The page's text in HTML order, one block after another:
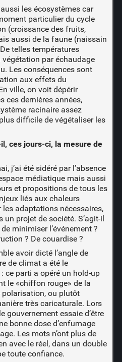
les écosystèmes car
particulier du cycle
(croissance des fruits,
aussi de la faune (naissain
telles températures
par échaudage
Les conséquences sont
aux effets du
ville, on voit dépérir
ces dernières années,
racinaire assez
difficile de végétaliser les
ces jours-ci, la mesure de
j’ai été sidéré par l’absence
médiatique mais aussi
et propositions de tous les
liés aux chaleurs
adaptations nécessaires,
un projet de société. S’agit-il
minimiser l’événement ?
? De couardise ?
avoir dicté l’angle de
de climat a été le
ce parti a opéré un hold-up
le «chiffon rouge» de la
ou plutôt
très caricaturale. Lors
gouvernement essaie d’être
bonne dose d’enfumage
Les mots n’ont plus de
avec le réel, dans un double
toute confiance.